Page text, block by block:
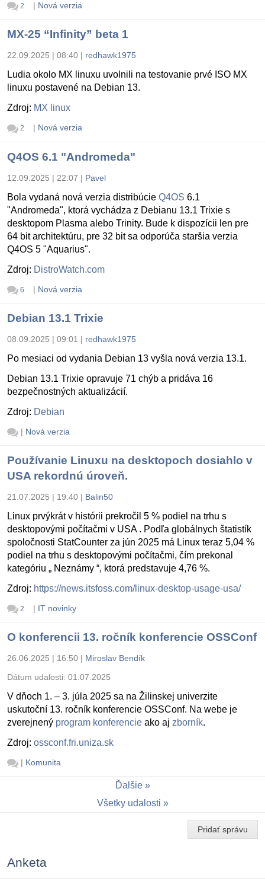
2 | Nová verzia
MX-25 “Infinity” beta 1
22.09.2025 | 08:40 | redhawk1975
Ludia okolo MX linuxu uvolnili na testovanie prvé ISO MX
linuxu postavené na Debian 13.
Zdroj: MX linux
2 | Nová verzia
Q4OS 6.1 "Andromeda"
12.09.2025 | 22:07 | Pavel
Bola vydaná nová verzia distribúcie Q4OS 6.1
"Andromeda", ktorá vychádza z Debianu 13.1 Trixie s
desktopom Plasma alebo Trinity. Bude k dispozícii len pre
64 bit architektúru, pre 32 bit sa odporúča staršia verzia
Q4OS 5 "Aquarius".
Zdroj: DistroWatch.com
6 | Nová verzia
Debian 13.1 Trixie
08.09.2025 | 09:01 | redhawk1975
Po mesiaci od vydania Debian 13 vyšla nová verzia 13.1.
Debian 13.1 Trixie opravuje 71 chýb a pridáva 16
bezpečnostných aktualizácií.
Zdroj: Debian
| Nová verzia
Používanie Linuxu na desktopoch dosiahlo v
USA rekordnú úroveň.
21.07.2025 | 19:40 | Balin50
Linux prvýkrát v histórii prekročil 5 % podiel na trhu s
desktopovými počítačmi v USA . Podľa globálnych štatistík
spoločnosti StatCounter za jún 2025 má Linux teraz 5,04 %
podiel na trhu s desktopovými počítačmi, čím prekonal
kategóriu „ Neznámy “, ktorá predstavuje 4,76 %.
Zdroj: https://news.itsfoss.com/linux-desktop-usage-usa/
2 | IT novinky
O konferencii 13. ročník konferencie OSSConf
26.06.2025 | 16:50 | Miroslav Bendík
Dátum udalosti: 01.07.2025
V dňoch 1. – 3. júla 2025 sa na Žilinskej univerzite
uskutoční 13. ročník konferencie OSSConf. Na webe je
zverejnený program konferencie ako aj zborník.
Zdroj: ossconf.fri.uniza.sk
| Komunita
Ďalšie
Všetky udalosti
Pridať správu
Anketa